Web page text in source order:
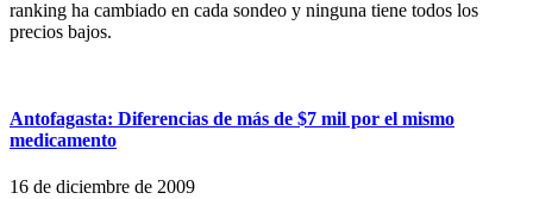
ranking ha cambiado en cada sondeo y ninguna tiene todos los
precios bajos.
Antofagasta: Diferencias de más de $7 mil por el mismo
medicamento
16 de diciembre de 2009